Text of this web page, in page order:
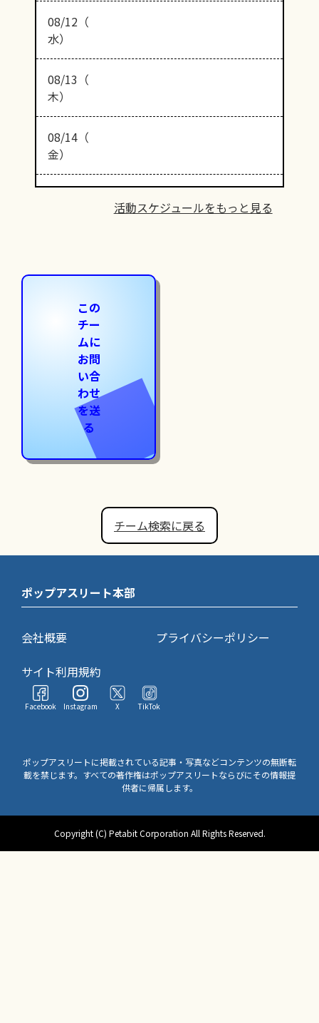
08/12（
水）
08/13（
木）
08/14（
金）
活動スケジュールをもっと見る
この
チー
ムに
お問
い合
わせ
を送
る
チーム検索に戻る
ポップアスリート本部
会社概要
プライバシーポリシー
サイト利用規約
Facebook Instagram X TikTok
ポップアスリートに掲載されている記事・写真などコンテンツの無断転
載を禁じます。すべての著作権はポップアスリートならびにその情報提
供者に帰属します。
Copyright (C) Petabit Corporation All Rights Reserved.